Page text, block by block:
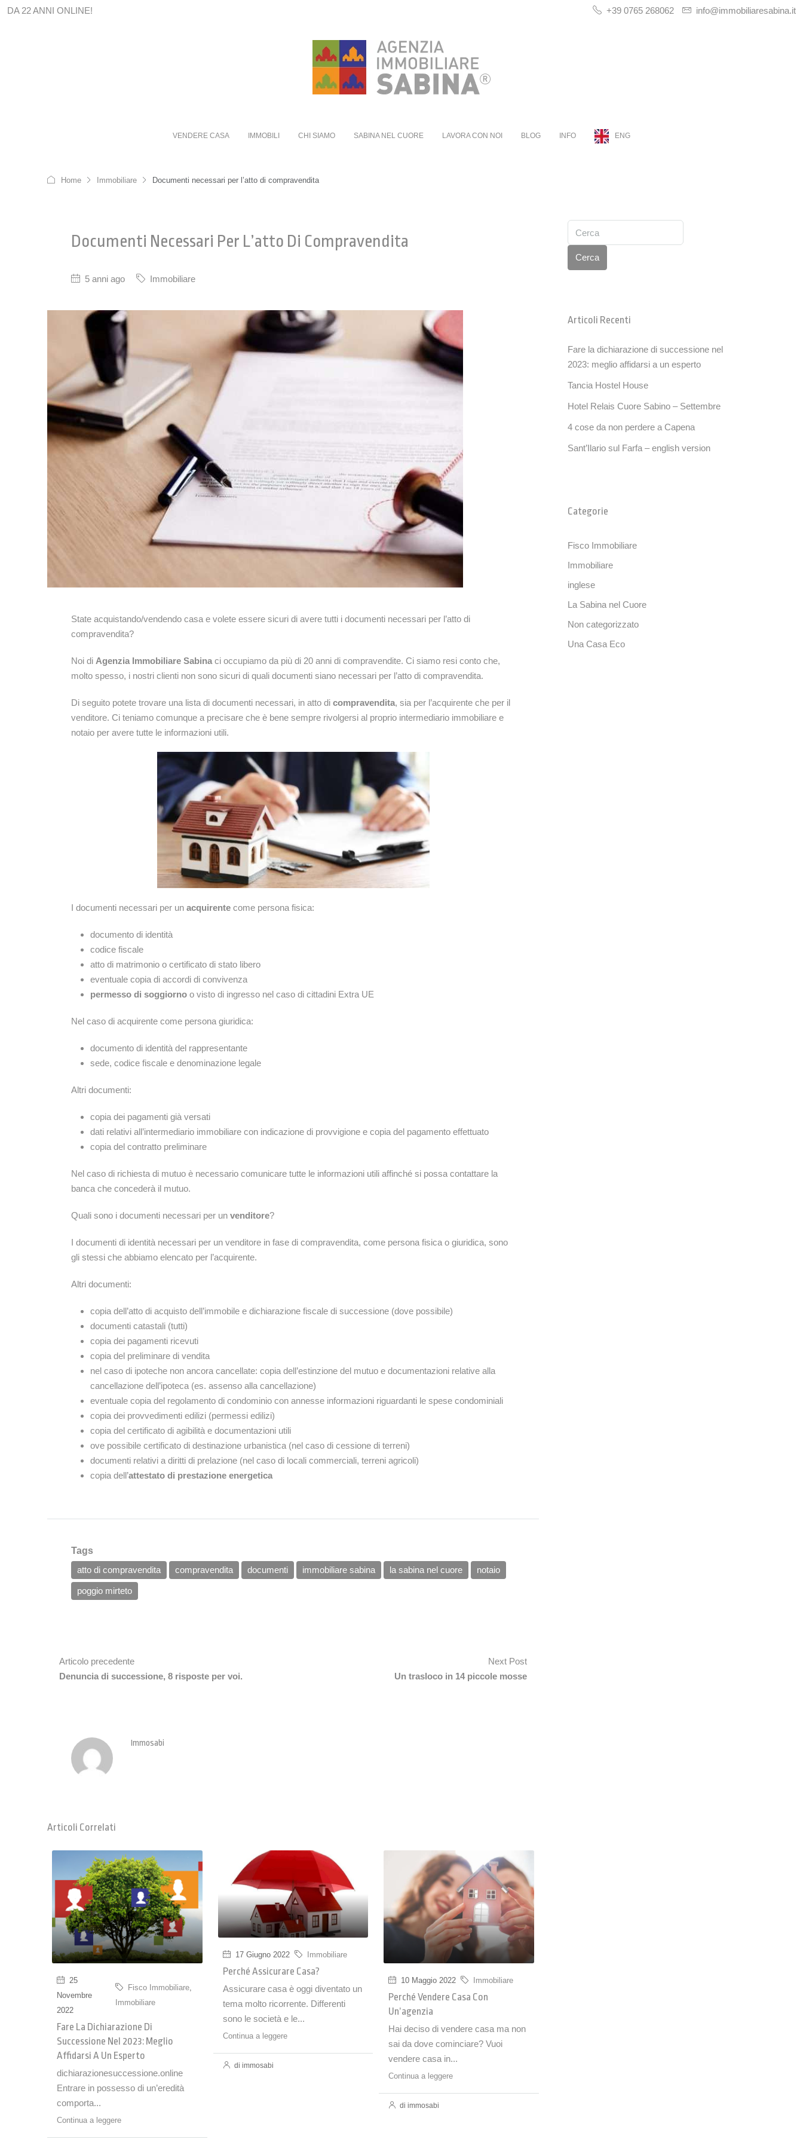
DA 22 ANNI ONLINE! +39 0765 268062 info@immobiliaresabina.it
VENDERE CASA IMMOBILI CHI SIAMO SABINA NEL CUORE LAVORA CON NOI BLOG INFO ENG
Home Immobiliare Documenti necessari per l’atto di compravendita
Documenti Necessari Per L’atto Di Compravendita
5 anni ago Immobiliare
State acquistando/vendendo casa e volete essere sicuri di avere tutti i documenti necessari per l’atto di
compravendita?
Noi di Agenzia Immobiliare Sabina ci occupiamo da più di 20 anni di compravendite. Ci siamo resi conto che,
molto spesso, i nostri clienti non sono sicuri di quali documenti siano necessari per l’atto di compravendita.
Di seguito potete trovare una lista di documenti necessari, in atto di compravendita, sia per l’acquirente che per il
venditore. Ci teniamo comunque a precisare che è bene sempre rivolgersi al proprio intermediario immobiliare e
notaio per avere tutte le informazioni utili.
I documenti necessari per un acquirente come persona fisica:
documento di identità
codice fiscale
atto di matrimonio o certificato di stato libero
eventuale copia di accordi di convivenza
permesso di soggiorno o visto di ingresso nel caso di cittadini Extra UE
Nel caso di acquirente come persona giuridica:
documento di identità del rappresentante
sede, codice fiscale e denominazione legale
Altri documenti:
copia dei pagamenti già versati
dati relativi all’intermediario immobiliare con indicazione di provvigione e copia del pagamento effettuato
copia del contratto preliminare
Nel caso di richiesta di mutuo è necessario comunicare tutte le informazioni utili affinché si possa contattare la
banca che concederà il mutuo.
Quali sono i documenti necessari per un venditore?
I documenti di identità necessari per un venditore in fase di compravendita, come persona fisica o giuridica, sono
gli stessi che abbiamo elencato per l’acquirente.
Altri documenti:
copia dell’atto di acquisto dell’immobile e dichiarazione fiscale di successione (dove possibile)
documenti catastali (tutti)
copia dei pagamenti ricevuti
copia del preliminare di vendita
nel caso di ipoteche non ancora cancellate: copia dell’estinzione del mutuo e documentazioni relative alla
cancellazione dell’ipoteca (es. assenso alla cancellazione)
eventuale copia del regolamento di condominio con annesse informazioni riguardanti le spese condominiali
copia dei provvedimenti edilizi (permessi edilizi)
copia del certificato di agibilità e documentazioni utili
ove possibile certificato di destinazione urbanistica (nel caso di cessione di terreni)
documenti relativi a diritti di prelazione (nel caso di locali commerciali, terreni agricoli)
copia dell’attestato di prestazione energetica
Tags
atto di compravendita
compravendita documenti immobiliare sabina la sabina nel cuore notaio
poggio mirteto
Articolo precedente
Denuncia di successione, 8 risposte per voi.
Next Post
Un trasloco in 14 piccole mosse
Immosabi
Articoli Correlati
25
Novembre
2022
Fisco Immobiliare,
Immobiliare
Fare La Dichiarazione Di
Successione Nel 2023: Meglio
Affidarsi A Un Esperto
dichiarazionesuccessione.online
Entrare in possesso di un’eredità
comporta...
Continua a leggere
17 Giugno 2022 Immobiliare
Perché Assicurare Casa?
Assicurare casa è oggi diventato un
tema molto ricorrente. Differenti
sono le società e le...
Continua a leggere
di immosabi
10 Maggio 2022 Immobiliare
Perché Vendere Casa Con
Un’agenzia
Hai deciso di vendere casa ma non
sai da dove cominciare? Vuoi
vendere casa in...
Continua a leggere
di immosabi
Cerca
Articoli Recenti
Fare la dichiarazione di successione nel
2023: meglio affidarsi a un esperto
Tancia Hostel House
Hotel Relais Cuore Sabino – Settembre
4 cose da non perdere a Capena
Sant’Ilario sul Farfa – english version
Categorie
Fisco Immobiliare
Immobiliare
inglese
La Sabina nel Cuore
Non categorizzato
Una Casa Eco